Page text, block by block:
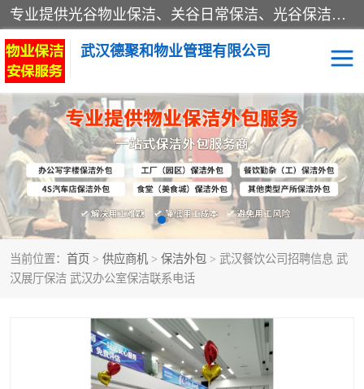
专业提供光谷物业保洁、关谷日常保洁、光谷保洁外包及武汉其他城区的单位日常保洁 武汉德聚和物业管理有限公司致力于打造中国专业物业保洁服务、日常保洁及其他保洁清洗外包服务。自公司成立以来提倡以先进的物业管理理念和模式经营，谋篇布局，以“至诚服务、精益求精、规范管理、锐意拓新”为质量方针，强化内部管理，为业主提供专业化、标准化和精细化的全方位物业服务，管理服务水平得到了广大业主和业内人士的一致好评。
武汉德聚和物业管理有限公司
当前位置： 首页 > 供应商机 > 保洁外包 > 武汉餐饮公司招聘信息 武
汉展厅保洁 武汉办公室保洁联系电话
保洁外包